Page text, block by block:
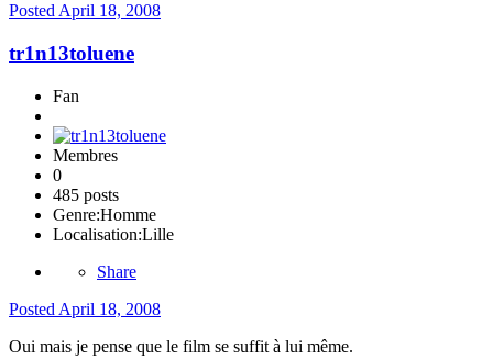
Posted April 18, 2008
tr1n13toluene
Fan
Membres
0
485 posts
Genre:Homme
Localisation:Lille
Share
Posted April 18, 2008
Oui mais je pense que le film se suffit à lui même.